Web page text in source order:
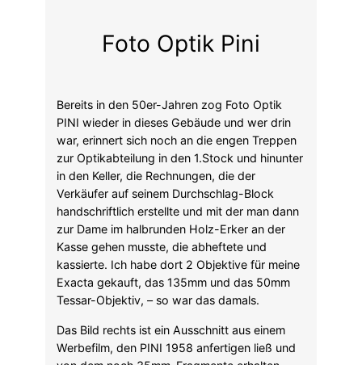
Foto Optik Pini
Bereits in den 50er-Jahren zog Foto Optik
PINI wieder in dieses Gebäude und wer drin
war, erinnert sich noch an die engen Treppen
zur Optikabteilung in den 1.Stock und hinunter
in den Keller, die Rechnungen, die der
Verkäufer auf seinem Durchschlag-Block
handschriftlich erstellte und mit der man dann
zur Dame im halbrunden Holz-Erker an der
Kasse gehen musste, die abheftete und
kassierte. Ich habe dort 2 Objektive für meine
Exacta gekauft, das 135mm und das 50mm
Tessar-Objektiv, – so war das damals.
Das Bild rechts ist ein Ausschnitt aus einem
Werbefilm, den PINI 1958 anfertigen ließ und